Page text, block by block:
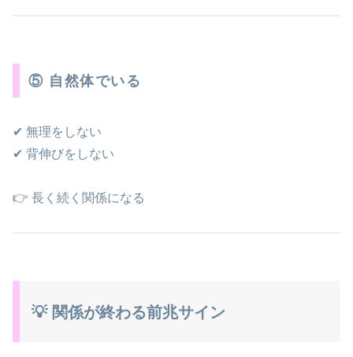
⑤ 自然体でいる
✔ 無理をしない
✔ 背伸びをしない
👉 長く続く関係になる
💡 関係が終わる前兆サイン